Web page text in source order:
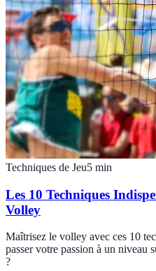
Techniques de Jeu5 min
Les 10 Techniques
Volley
Maîtrisez le volley avec ces 10
passer votre passion à un niveau
?